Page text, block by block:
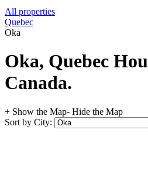
All properties
Quebec
Oka
Oka, Quebec
Canada.
+ Show the Map- Hide the Map
Sort by City: